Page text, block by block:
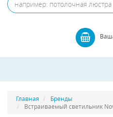
Главная
Бренды
Встраиваемый светильник